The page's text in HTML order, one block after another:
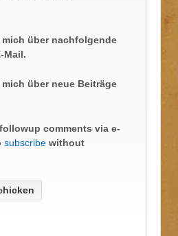
über nachfolgende
Mail.
über neue Beiträge
comments via e-
subscribe without